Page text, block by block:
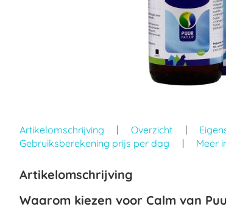
naar
het
begin
de
gallerij
Artikelomschrijving Overzicht
Gebruiksberekening prijs per dag
Meer
Artikelomschrijving
Waarom kiezen voor Calm van